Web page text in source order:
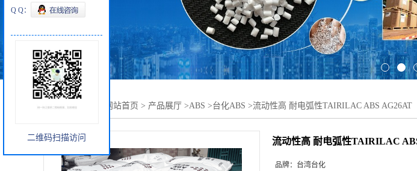
您当前的位置： 网站首页 > 产品展厅 >ABS >台化ABS >流动性高 耐电弧性TAIRILAC ABS AG26AT
流动性高 耐电弧性TAIRILAC
品牌： 台湾台化
Q Q：
二维码扫描访问